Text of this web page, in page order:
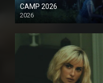
CAMP 2026
2026
1080P